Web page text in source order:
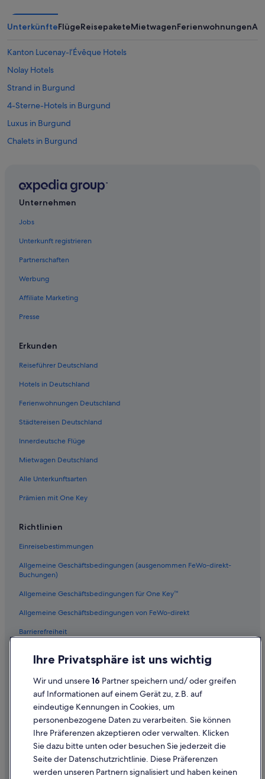
UnterkünfteFlügeReisepaketeMietwagenFerienwohnungen
Kanton Lucenay-l’Évêque Hotels
Nolay Hotels
Strand in Burgund
4-Sterne-Hotels in Burgund
Luxus in Burgund
Chalets in Burgund
Autun Hotels
Villen in Burgund
4-Sterne-Hotels in Nolay
La Petite-Verriere Hotels
Alligny-En-Morvan Hotels
Familien in Burgund
Morlet Hotels
Best Western Hotels in Burgund
Broye Hotels
Sainte-Sabine Hotels
Hausboote in Burgund
B&B in Burgund
Nachhaltige in Burgund
Hotels mit Parkplatz in Autun
Boutique- in Burgund
Urlaub nur für Erwachsene in Burgund
Cussy-En-Morvan Hotels
Hotels mit Wellnessbereich in Burgund
Molinot Hotels
Landhotels in Burgund
Hotels mit Restaurant in Autun
Essey Hotels
Golf in Burgund
Épinac Hotels
Unternehmen
Jobs
Unterkunft registrieren
Partnerschaften
Werbung
Affiliate Marketing
Presse
Erkunden
Reiseführer Deutschland
Hotels in Deutschland
Ferienwohnungen Deutschland
Städtereisen Deutschland
Innerdeutsche Flüge
Mietwagen Deutschland
Alle Unterkunftsarten
Prämien mit One Key
Richtlinien
Einreisebestimmungen
Allgemeine Geschäftsbedingungen (ausgenommen FeWo-direkt-
Buchungen)
Allgemeine Geschäftsbedingungen für One Key™
Allgemeine Geschäftsbedingungen von FeWo-direkt
Barrierefreiheit
Inhaltsrichtlinien und Melden von Inhalten
Hilfe
Hilfe
Flug stornieren
Ihre Privatsphäre ist uns wichtig
Wir und unsere16 Partner speichern und/ oder greifen
auf Informationen auf einem Gerät zu, z.B. auf
eindeutige Kennungen in Cookies, um
personenbezogene Daten zu verarbeiten. Sie können
Ihre Präferenzen akzeptieren oder verwalten. Klicken
Sie dazu bitte unten oder besuchen Sie jederzeit die
Seite der Datenschutzrichtlinie. Diese Präferenzen
werden unseren Partnern signalisiert und haben keinen